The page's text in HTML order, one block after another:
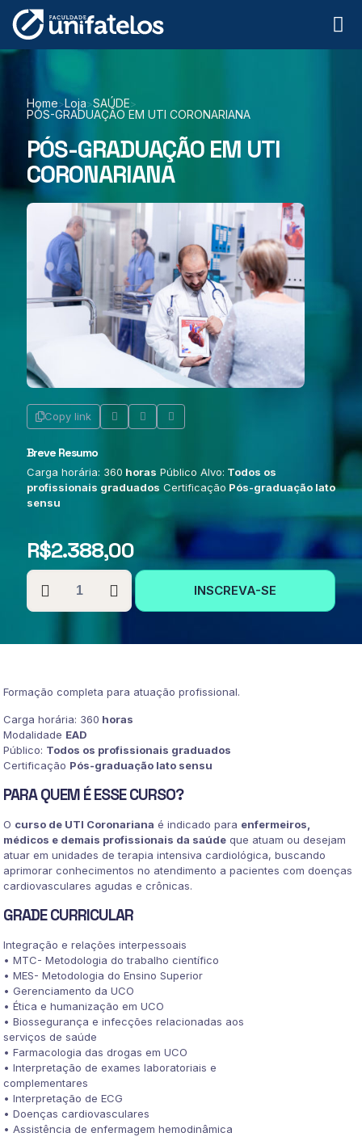
Home>Loja>SAÚDE>
PÓS-GRADUAÇÃO EM UTI CORONARIANA
PÓS-GRADUAÇÃO EM UTI
CORONARIANA
Copy link
Breve Resumo
Carga horária: 360 horas Público Alvo: Todos os
profissionais graduados Certificação Pós-graduação lato
sensu
R$2.388,00
PÓS-
GRADUAÇÃO
EM
INSCREVA-SE
Formação completa para atuação profissional.
Carga horária: 360 horas
Modalidade EAD
Público: Todos os profissionais graduados
Certificação Pós-graduação lato sensu
PARA QUEM É ESSE CURSO?
O curso de UTI Coronariana é indicado para enfermeiros,
médicos e demais profissionais da saúde que atuam ou desejam
atuar em unidades de terapia intensiva cardiológica, buscando
aprimorar conhecimentos no atendimento a pacientes com doenças
cardiovasculares agudas e crônicas.
GRADE CURRICULAR
Integração e relações interpessoais
• MTC- Metodologia do trabalho científico
• MES- Metodologia do Ensino Superior
• Gerenciamento da UCO
• Ética e humanização em UCO
• Biossegurança e infecções relacionadas aos
serviços de saúde
• Farmacologia das drogas em UCO
• Interpretação de exames laboratoriais e
complementares
• Interpretação de ECG
• Doenças cardiovasculares
• Assistência de enfermagem hemodinâmica